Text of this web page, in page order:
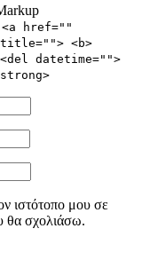
<a href=""
<b>
datetime="">
ιστότοπο μου σε
θα σχολιάσω.